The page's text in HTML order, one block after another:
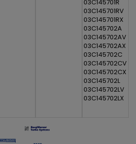
03C145701R
03C145701RV
03C145701RX
03C145702A
03C145702AV
03C145702AX
03C145702C
03C145702CV
03C145702CX
03C145702L
03C145702LV
03C145702LX